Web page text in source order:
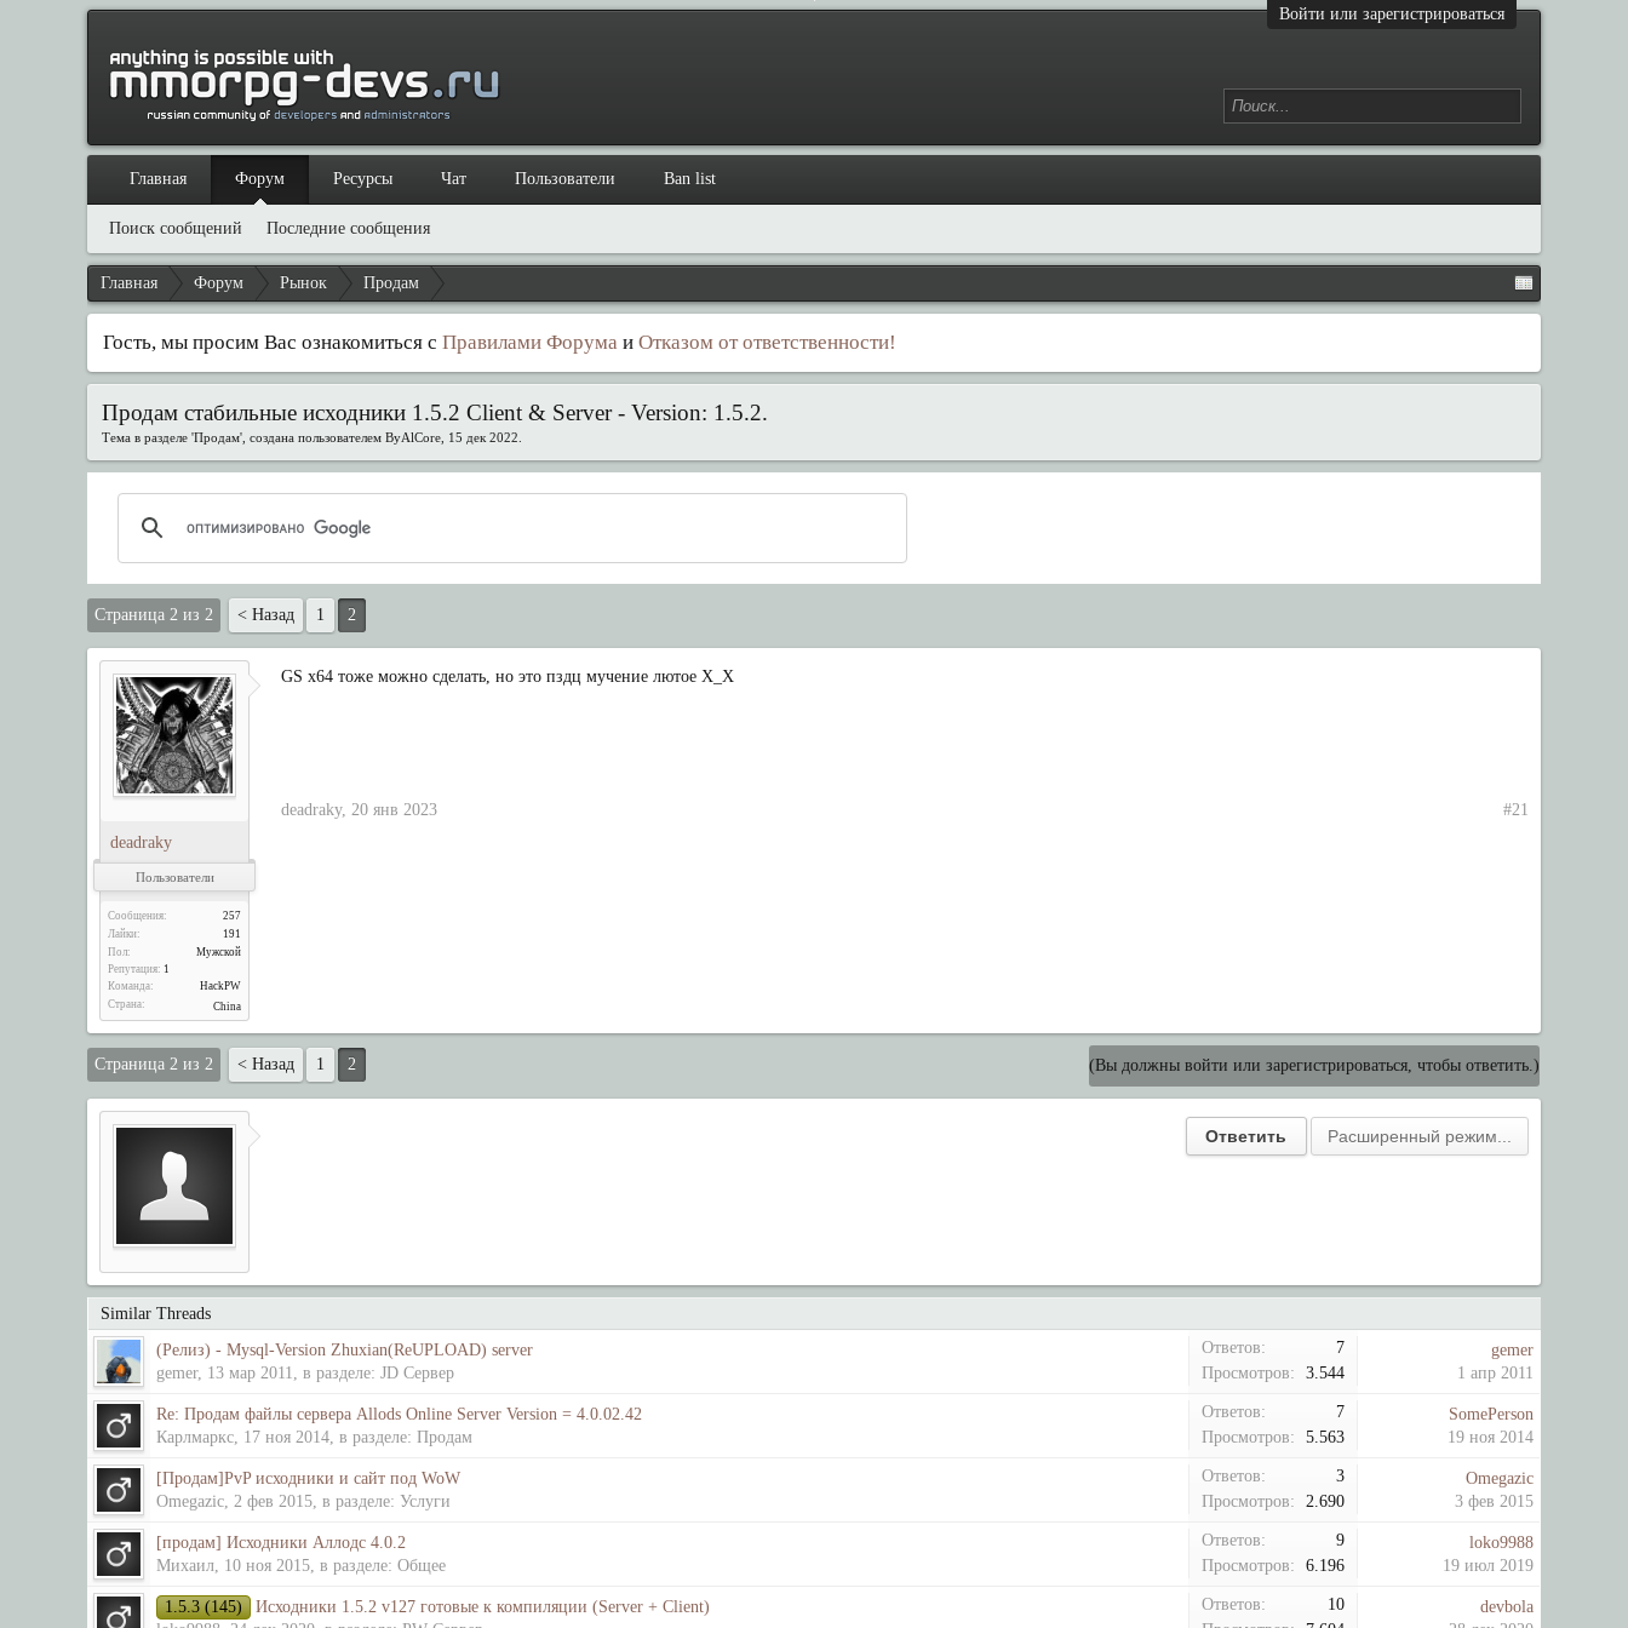
Войти или зарегистрироваться
Главная Форум Рынок Продам
Гость, мы просим Вас ознакомиться сПравилами Форума иОтказом от ответственности!
Продам стабильные исходники 1.5.2 Client & Server - Version: 1.5.2.
Тема в разделе 'Продам', создана пользователемByAlCore 15 дек 2022
Страница 2 из 2 < Назад 1 2
deadraky
Пользователи
Сообщения:
257
Лайки:
191
Пол:
Мужской
Репутация: 1
Команда:
HackPW
Страна:
China
GS x64 тоже можно сделать, но это пздц мучение лютое Х_Х
deadraky, 20 янв 2023 #21
(Вы должны войти или зарегистрироваться, чтобы ответить.)
Страница 2 из 2 < Назад 1 2
Similar Threads
(Релиз) - Mysql-Version Zhuxian(ReUPLOAD) server
gemer, 13 мар 2011, в разделе:JD Сервер
Ответов:
7
Просмотров:
3.544
gemer
1 апр 2011
Re: Продам файлы сервера Allods Online Server Version = 4.0.02.42
Карлмаркс, 17 ноя 2014, в разделе:Продам
Ответов:
7
Просмотров:
5.563
SomePerson
19 ноя 2014
[Продам]PvP исходники и сайт под WoW
Omegazic,2 фев 2015, в разделе:Услуги
Ответов:
3
Просмотров:
2.690
Omegazic
3 фев 2015
[продам] Исходники Аллодс 4.0.2
Михаил, 10 ноя 2015, в разделе:Общее
Ответов:
9
Просмотров:
6.196
loko9988
19 июл 2019
1.5.3 (145)
Исходники 1.5.2 v127 готовые к компиляции (Server + Client)
Ответов:
10
devbola
Главная Форум
Поиск сообщений Последние сообщения
Ресурсы Чат Пользователи Ban list